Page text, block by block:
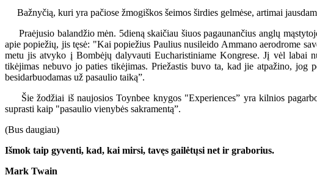
Bažnyčią, kuri yra pačiose žmogiškos šeimos širdies gelmėse, artimai
Praėjusio balandžio mėn. 5dieną skaičiau šiuos pagaunančius anglų
apie popiežių, jis tęsė: "Kai popiežius Paulius nusileido Ammano aerodrome
metu jis atvyko į Bombėjų dalyvauti Eucharistiniame Kongrese. Jį vėl
tikėjimas nebuvo jo paties tikėjimas. Priežastis buvo ta, kad jie atpažino, jog
besidarbuodamas už pasaulio taiką”.
Šie žodžiai iš naujosios Toynbee knygos "Experiences” yra kilnios
suprasti kaip "pasaulio vienybės sakramentą”.
(Bus daugiau)
Išmok taip gyventi, kad, kai mirsi, tavęs gailėtųsi net ir graborius.
Mark Twain